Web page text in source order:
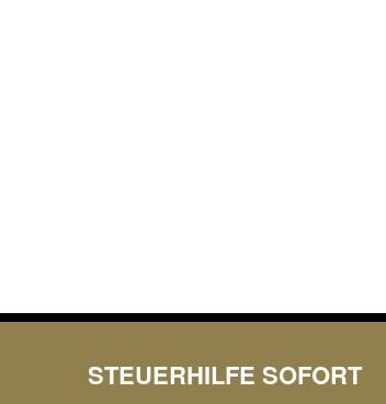
STEUERHILFE SOFORT